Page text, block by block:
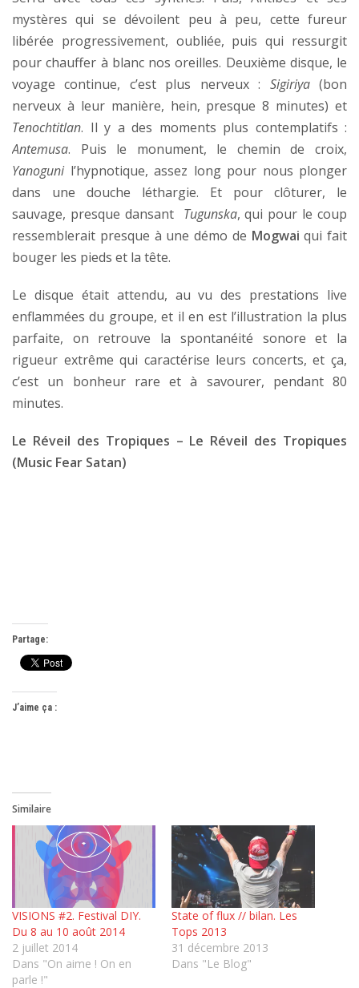
mystères qui se dévoilent peu à peu, cette fureur
libérée progressivement, oubliée, puis qui ressurgit
pour chauffer à blanc nos oreilles. Deuxième disque, le
voyage continue, c’est plus nerveux : Sigiriya(bon
nerveux à leur manière, hein, presque 8 minutes) et
Tenochtitlan. Il y a des moments plus contemplatifs :
Antemusa. Puis le monument, le chemin de croix,
Yanogunil’hypnotique, assez long pour nous plonger
dans une douche léthargie. Et pour clôturer, le
sauvage, presque dansant Tugunska, qui pour le coup
ressemblerait presque à une démo de Mogwai qui fait
bouger les pieds et la tête.
Le disque était attendu, au vu des prestations live
enflammées du groupe, et il en est l’illustration la plus
parfaite, on retrouve la spontanéité sonore et la
rigueur extrême qui caractérise leurs concerts, et ça,
c’est un bonheur rare et à savourer, pendant 80
minutes.
Le Réveil des Tropiques – Le Réveil des Tropiques
(Music Fear Satan)
Partage:
J’aime ça :
Similaire
VISIONS #2. Festival DIY.
Du 8 au 10 août 2014
2 juillet 2014
Dans "On aime ! On en
parle !"
State of flux // bilan. Les
Tops 2013
31 décembre 2013
Dans "Le Blog"